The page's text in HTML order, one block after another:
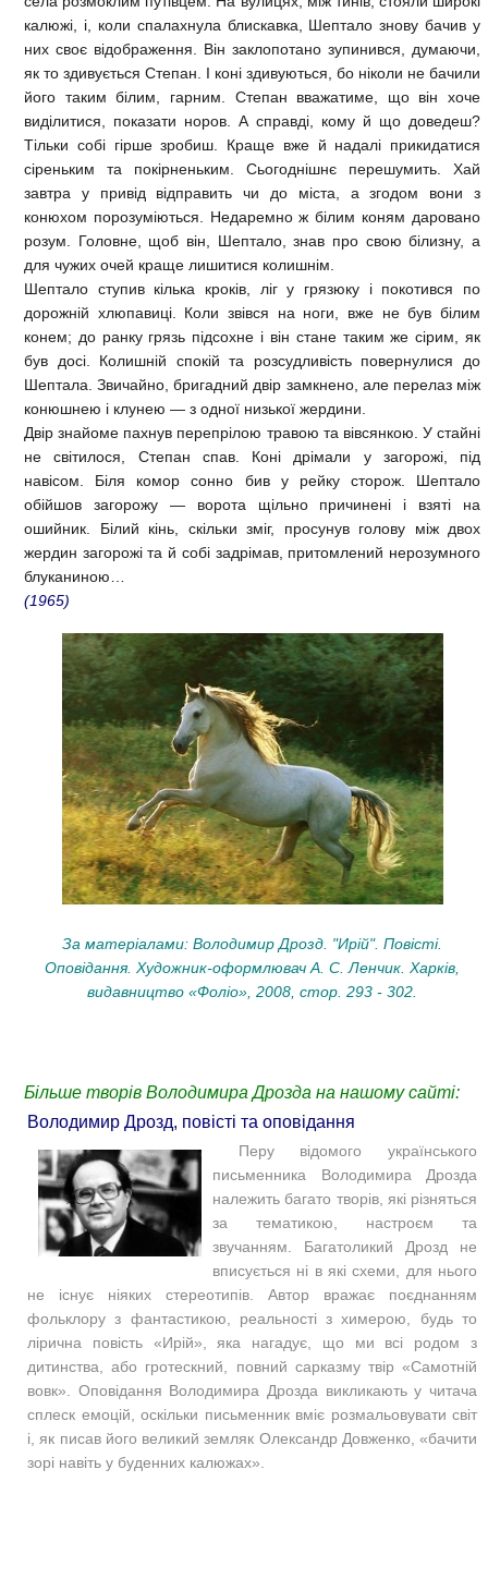
калюжі, і, коли спалахнула блискавка, Шептало знову бачив у
них своє відображення. Він заклопотано зупинився, думаючи,
як то здивується Степан. І коні здивуються, бо ніколи не бачили
його таким білим, гарним. Степан вважатиме, що він хоче
виділитися, показати норов. А справді, кому й що доведеш?
Тільки собі гірше зробиш. Краще вже й надалі прикидатися
сіреньким та покірненьким. Сьогоднішнє перешумить. Хай
завтра у привід відправить чи до міста, а згодом вони з
конюхом порозуміються. Недаремно ж білим коням даровано
розум. Головне, щоб він, Шептало, знав про свою білизну, а
для чужих очей краще лишитися колишнім.
Шептало ступив кілька кроків, ліг у грязюку і покотився по
дорожній хлюпавиці. Коли звівся на ноги, вже не був білим
конем; до ранку грязь підсохне і він стане таким же сірим, як
був досі. Колишній спокій та розсудливість повернулися до
Шептала. Звичайно, бригадний двір замкнено, але перелаз між
конюшнею і клунею — з одної низької жердини.
Двір знайоме пахнув перепрілою травою та вівсянкою. У стайні
не світилося, Степан спав. Коні дрімали у загорожі, під
навісом. Біля комор сонно бив у рейку сторож. Шептало
обійшов загорожу — ворота щільно причинені і взяті на
ошийник. Білий кінь, скільки зміг, просунув голову між двох
жердин загорожі та й собі задрімав, притомлений нерозумного
блуканиною…
(1965)
За матеріалами: Володимир Дрозд. "Ирій". Повісті.
Оповідання. Художник-оформлювач А. С. Ленчик. Харків,
видавництво «Фоліо», 2008, стор. 293 - 302.
Більше творів Володимира Дрозда на нашому сайті:
Володимир Дрозд, повісті та оповідання
Перу відомого українського
письменника Володимира Дрозда
належить багато творів, які різняться
за тематикою, настроєм та
звучанням. Багатоликий Дрозд не
вписується ні в які схеми, для нього
не існує ніяких стереотипів. Автор вражає поєднанням
фольклору з фантастикою, реальності з химерою, будь то
лірична повість «Ирій», яка нагадує, що ми всі родом з
дитинства, або гротескний, повний сарказму твір «Самотній
вовк». Оповідання Володимира Дрозда викликають у читача
сплеск емоцій, оскільки письменник вміє розмальовувати світ
і, як писав його великий земляк Олександр Довженко, «бачити
зорі навіть у буденних калюжах».